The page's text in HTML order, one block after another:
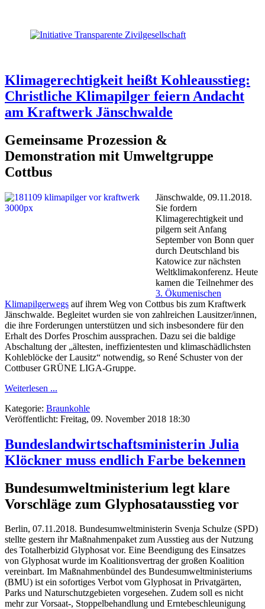
Klimagerechtigkeit heißt Kohleausstieg:
Christliche Klimapilger feiern Andacht
am Kraftwerk Jänschwalde
Gemeinsame Prozession &
Demonstration mit Umweltgruppe
Cottbus
Jänschwalde, 09.11.2018.
Sie fordern
Klimagerechtigkeit und
pilgern seit Anfang
September von Bonn quer
durch Deutschland bis
Katowice zur nächsten
Weltklimakonferenz. Heute
kamen die Teilnehmer des
3. Ökumenischen
Klimapilgerwegs auf ihrem Weg von Cottbus bis zum Kraftwerk
Jänschwalde. Begleitet wurden sie von zahlreichen Lausitzer/innen,
die ihre Forderungen unterstützen und sich insbesondere für den
Erhalt des Dorfes Proschim aussprachen. Dazu sei die baldige
Abschaltung der „ältesten, ineffizientesten und klimaschädlichsten
Kohleblöcke der Lausitz“ notwendig, so René Schuster von der
Cottbuser GRÜNE LIGA-Gruppe.
Weiterlesen ...
Kategorie: Braunkohle
Veröffentlicht: Freitag, 09. November 2018 18:30
Bundeslandwirtschaftsministerin Julia
Klöckner muss endlich Farbe bekennen
Bundesumweltministerium legt klare
Vorschläge zum Glyphosatausstieg vor
Berlin, 07.11.2018. Bundesumweltministerin Svenja Schulze (SPD)
stellte gestern ihr Maßnahmenpaket zum Ausstieg aus der Nutzung
des Totalherbizid Glyphosat vor. Eine Beendigung des Einsatzes
von Glyphosat wurde im Koalitionsvertrag der großen Koalition
vereinbart. Im Maßnahmenbündel des Bundesumweltministeriums
(BMU) ist ein sofortiges Verbot vom Glyphosat in Privatgärten,
Parks und Naturschutzgebieten vorgesehen. Zudem soll es nicht
mehr zur Vorsaat-, Stoppelbehandlung und Erntebeschleunigung